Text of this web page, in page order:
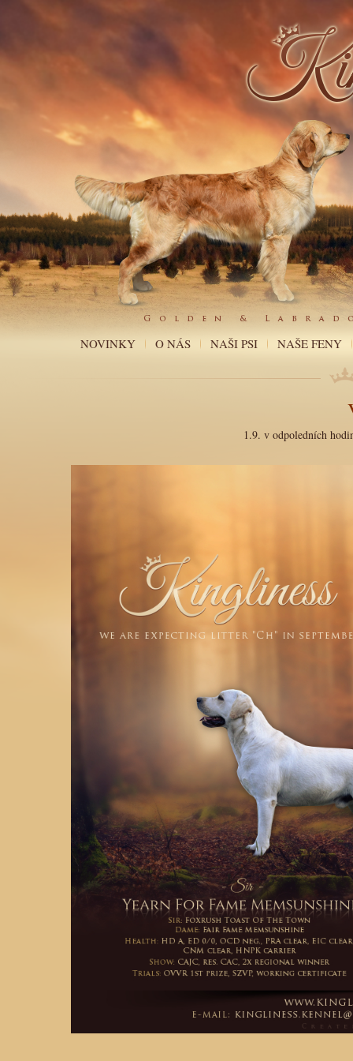
NOVINKY O NÁS NAŠI PSI NAŠE FENY
1.9. v odpoledních